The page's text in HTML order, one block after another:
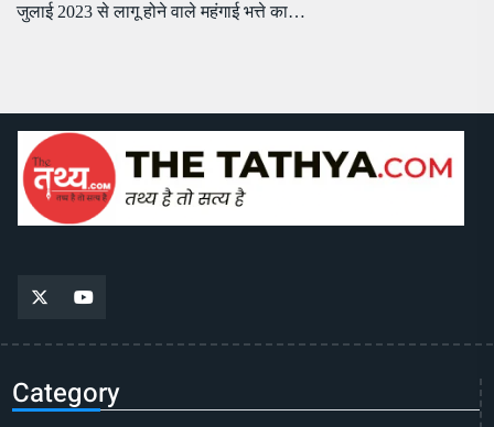
जुलाई 2023 से लागू होने वाले महंगाई भत्ते का…
Category